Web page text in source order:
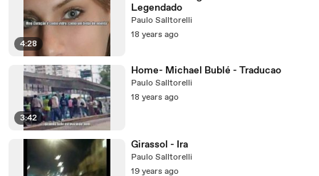
4:28
Legendado
Paulo Salltorelli
18 years ago
3:42
Home- Michael Bublé - Traducao
Paulo Salltorelli
18 years ago
Girassol - Ira
Paulo Salltorelli
19 years ago